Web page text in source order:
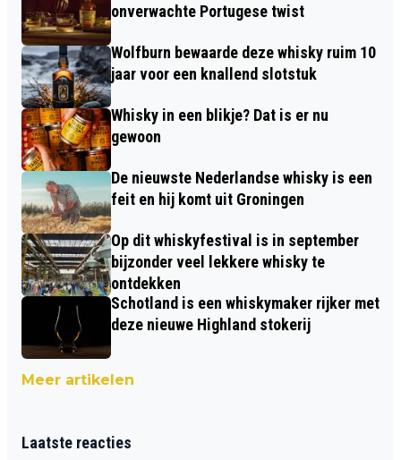
onverwachte Portugese twist
Wolfburn bewaarde deze whisky ruim 10
jaar voor een knallend slotstuk
Whisky in een blikje? Dat is er nu
gewoon
De nieuwste Nederlandse whisky is een
feit en hij komt uit Groningen
Op dit whiskyfestival is in september
bijzonder veel lekkere whisky te
ontdekken
Schotland is een whiskymaker rijker met
deze nieuwe Highland stokerij
Meer artikelen
Laatste reacties